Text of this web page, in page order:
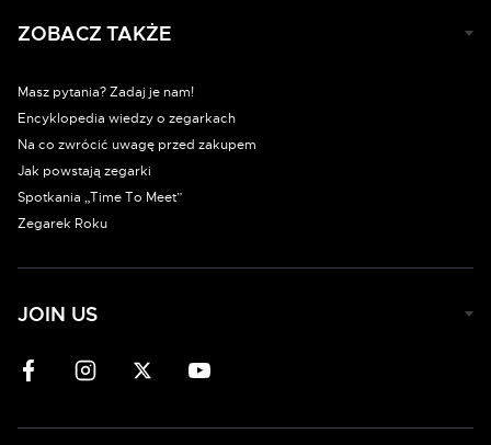
ZOBACZ TAKŻE
Masz pytania? Zadaj je nam!
Encyklopedia wiedzy o zegarkach
Na co zwrócić uwagę przed zakupem
Jak powstają zegarki
Spotkania „Time To Meet”
Zegarek Roku
JOIN US